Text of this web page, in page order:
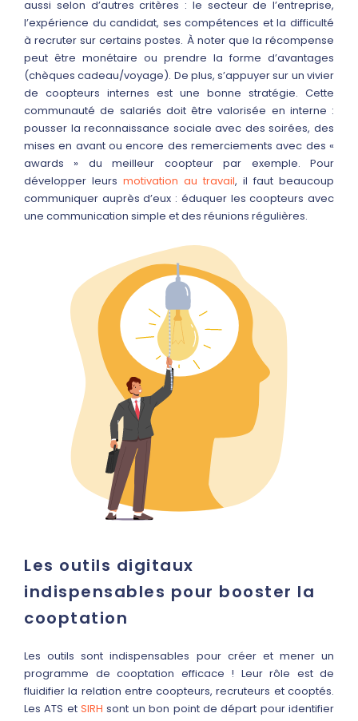
aussi selon d’autres critères : le secteur de l’entreprise,
l’expérience du candidat, ses compétences et la difficulté
à recruter sur certains postes. À noter que la récompense
peut être monétaire ou prendre la forme d’avantages
(chèques cadeau/voyage). De plus, s’appuyer sur un vivier
de coopteurs internes est une bonne stratégie. Cette
communauté de salariés doit être valorisée en interne :
pousser la reconnaissance sociale avec des soirées, des
mises en avant ou encore des remerciements avec des «
awards » du meilleur coopteur par exemple. Pour
développer leurs motivation au travail, il faut beaucoup
communiquer auprès d’eux : éduquer les coopteurs avec
une communication simple et des réunions régulières.
Les outils digitaux
indispensables pour booster la
cooptation
Les outils sont indispensables pour créer et mener un
programme de cooptation efficace ! Leur rôle est de
fluidifier la relation entre coopteurs, recruteurs et cooptés.
Les ATS etSIRH sont un bon point de départ pour identifier